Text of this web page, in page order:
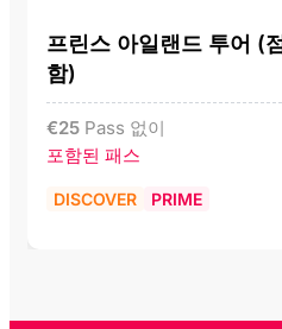
프린스 아일랜드 투어 (
함)
€25 Pass 없이
포함된 패스
DISCOVER PRIME